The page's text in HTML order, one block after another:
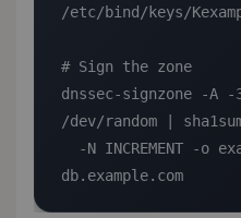
/etc/bind/keys/
# Sign the zone
dnssec-signzone -A
/dev/random |
db.example.com